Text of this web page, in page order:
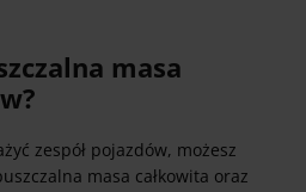
masa
zespół pojazdów, możesz
masa całkowita oraz